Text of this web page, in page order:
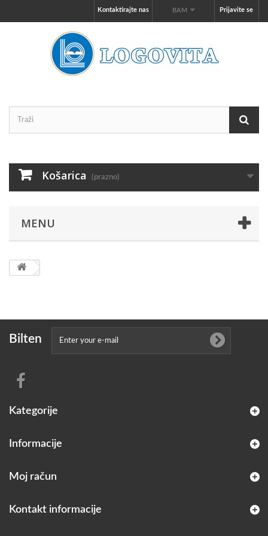
Prijavite se
BAM
Kontaktirajte nas
Košarica (prazno)
MENU
Bilten
Kategorije
Informacije
Moj račun
Kontakt informacije